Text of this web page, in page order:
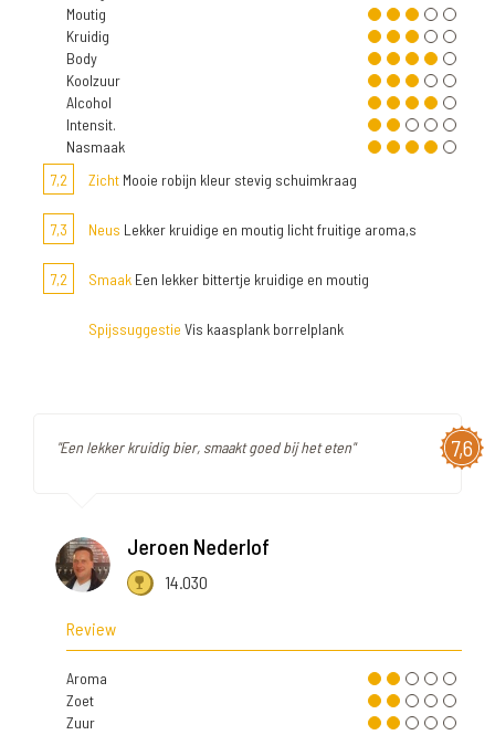
Moutig
Kruidig
Body
Koolzuur
Alcohol
Intensit.
Nasmaak
7,2
Zicht Mooie robijn kleur stevig schuimkraag
7,3 Neus Lekker kruidige en moutig licht fruitige aroma,s
7,2 Smaak Een lekker bittertje kruidige en moutig
Spijssuggestie Vis kaasplank borrelplank
7,6
"Een lekker kruidig bier, smaakt goed bij het eten"
Jeroen Nederlof
14.030
Review
Aroma
Zoet
Zuur